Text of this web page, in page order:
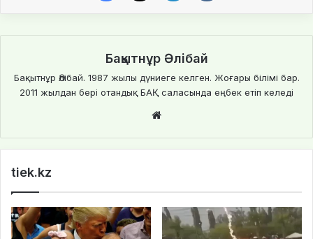
Бақытнұр Әлібай
Бақытнұр Әлібай. 1987 жылы дүниеге келген. Жоғары білімі бар.
2011 жылдан бері отандық БАҚ саласында еңбек етіп келеді
te
tiek.kz